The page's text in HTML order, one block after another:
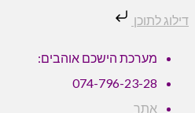
דילוג לתוכן
מערכת הישכם אוהבים:
074-796-23-28
אתר